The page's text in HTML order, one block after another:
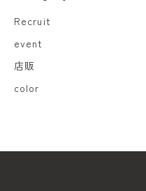
Recruit
event
店販
color